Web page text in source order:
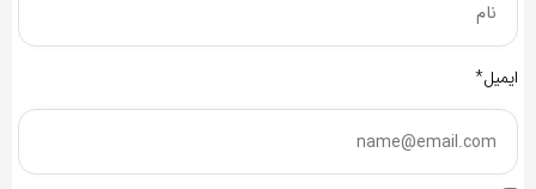
ایمیل*